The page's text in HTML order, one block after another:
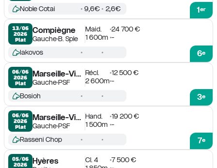
1er
Noble Cotai 9,6€ 2,6€
13/06
2026
Plat
Compiègne
GaucheB. Sple
Maid.
24 700 €
1 600m -
6e
Iakovos
06/06
2026
Plat
Marseille-Vivaux
GauchePSF
Récl.
12 500 €
2 600m -
3e
Bosioh
06/06
2026
Plat
Marseille-Vivaux
GauchePSF
Hand.
19 200 €
1 500m -
7e
Rasseni Chop
05/06
2026
Hyères Cl. 4
7 500 €